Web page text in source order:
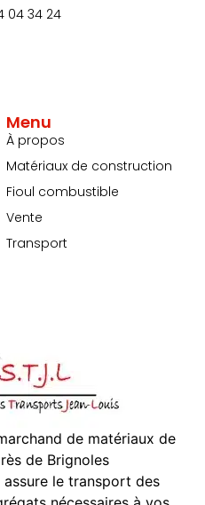
de matériaux de
de Brignoles
le transport des
Menu
À propos
Matériaux de construction
Fioul combustible
Vente
Transport
04 34 24